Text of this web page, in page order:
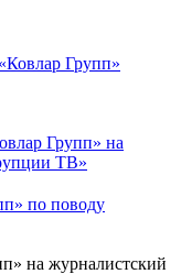
Групп»
Групп» на
ТВ»
по поводу
на журналистский